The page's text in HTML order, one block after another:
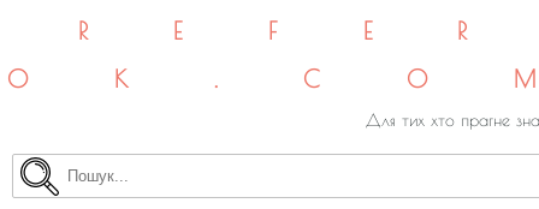
Для тих хто прагне